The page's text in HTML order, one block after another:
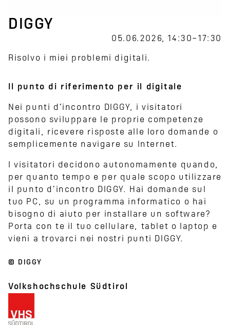
DIGGY
05.06.2026, 14:30–17:30
Risolvo i miei problemi digitali.
Il punto di riferimento per il digitale
Nei punti d’incontro DIGGY, i visitatori
possono sviluppare le proprie competenze
digitali, ricevere risposte alle loro domande o
semplicemente navigare su Internet.
I visitatori decidono autonomamente quando,
per quanto tempo e per quale scopo utilizzare
il punto d’incontro DIGGY. Hai domande sul
tuo PC, su un programma informatico o hai
bisogno di aiuto per installare un software?
Porta con te il tuo cellulare, tablet o laptop e
vieni a trovarci nei nostri punti DIGGY.
© DIGGY
Volkshochschule Südtirol